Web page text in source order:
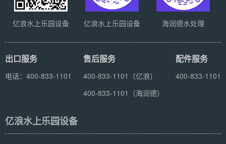
亿浪水上乐园设备 亿浪水上乐园设备 海润德水处理
出口服务
电话：400-833-1101
售后服务
400-833-1101（亿浪）
400-833-1101（海润德）
配件服务
400-833-1101
亿浪水上乐园设备